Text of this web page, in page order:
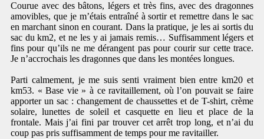
Courue avec des bâtons, légers et très fins, avec des dragonnes
amovibles, que je m’étais entraîné à sortir et remettre dans le sac
en marchant sinon en courant. Dans la pratique, je les ai sortis du
sac du km2, et ne les y ai jamais remis… Suffisamment légers et
fins pour qu’ils ne me dérangent pas pour courir sur cette trace.
Je n’accrochais les dragonnes que dans les montées longues.
Parti calmement, je me suis senti vraiment bien entre km20 et
km53. « Base vie » à ce ravitaillement, où l’on pouvait se faire
apporter un sac : changement de chaussettes et de T-shirt, crème
solaire, lunettes de soleil et casquette en lieu et place de la
frontale. Mais j’ai fini par trouver cet arrêt trop long, et n’ai du
coup pas pris suffisamment de temps pour me ravitailler.